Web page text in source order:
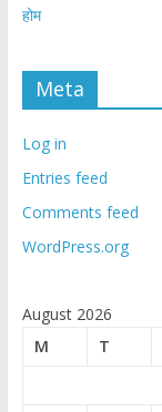
होम
Meta
Log in
Entries feed
Comments feed
WordPress.org
August 2026
M
T